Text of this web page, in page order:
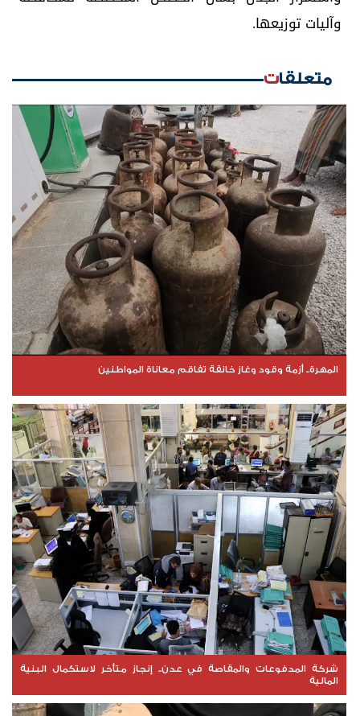
وآليات توزيعها.
متعلقات
المهرة.. أزمة وقود وغاز خانقة تفاقم معاناة المواطنين
شركة المدفوعات والمقاصة في عدن.. إنجاز متأخر لاستكمال البنية
المالية